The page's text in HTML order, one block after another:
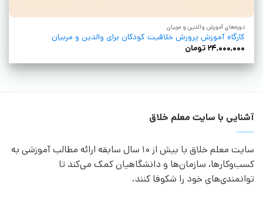
دوره‌های آموزش والدین و مربیان
کارگاه آموزش پرورش خلاقیت کودکان برای والدین و مربیان
۲۴,۰۰۰,۰۰۰ تومان
آشنایی با سایت معلم خلاق
سایت معلم خلاق با بیش از 10 سال سابقه ارائه مطالب آموزشی به
کسب‌وکارها، سازمان‌ها و دانشگاهیان کمک می‌کند تا
توانمندی‌های خود را شکوفا کنند.